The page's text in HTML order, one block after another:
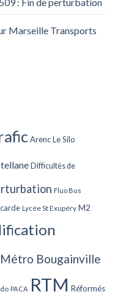
Marseille Transports
Arenc Le Silo
Difficultés de
Fluo Bus
Lycée St Exupéry M2
Métro Bougainville
PACA RTM Réformés